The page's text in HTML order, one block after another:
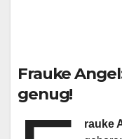
Frauke
genug!
rauke